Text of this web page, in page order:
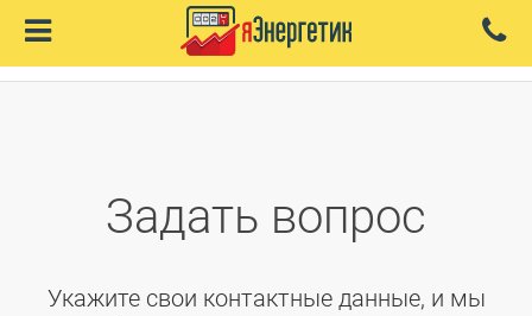
Задать вопрос
Укажите свои контактные данные, и мы